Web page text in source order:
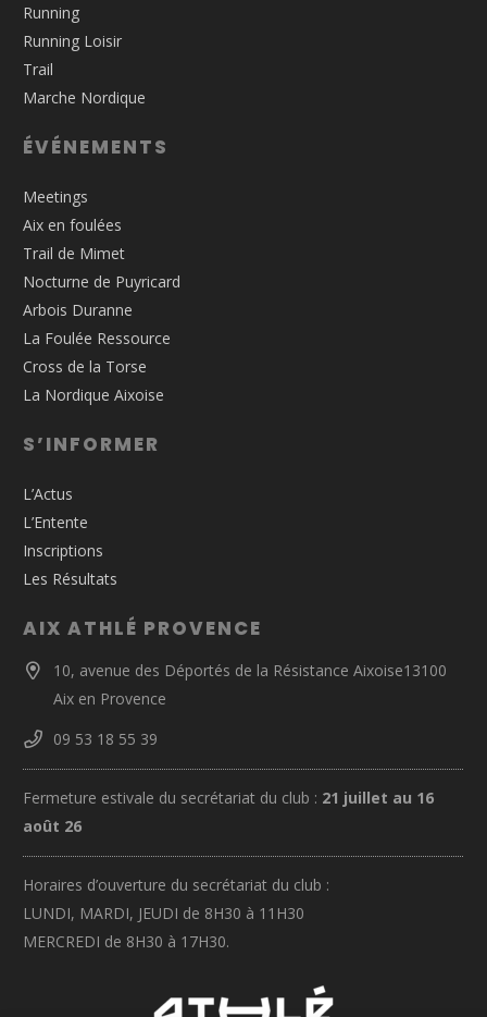
Running
Running Loisir
Trail
Marche Nordique
ÉVÉNEMENTS
Meetings
Aix en foulées
Trail de Mimet
Nocturne de Puyricard
Arbois Duranne
La Foulée Ressource
Cross de la Torse
La Nordique Aixoise
S’INFORMER
L’Actus
L’Entente
Inscriptions
Les Résultats
AIX ATHLÉ PROVENCE
10, avenue des Déportés de la Résistance Aixoise13100
Aix en Provence
09 53 18 55 39
Fermeture estivale du secrétariat du club : 21 juillet au 16
août 26
Horaires d’ouverture du secrétariat du club :
LUNDI, MARDI, JEUDI de 8H30 à 11H30
MERCREDI de 8H30 à 17H30.